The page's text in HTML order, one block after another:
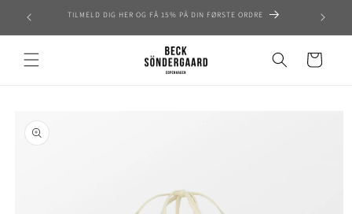
content
TILMELD DIG HER OG FÅ 15% PÅ DIN FØRSTE ORDRE
Cart
product
information